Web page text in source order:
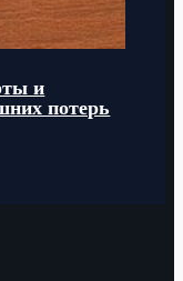
и
потерь